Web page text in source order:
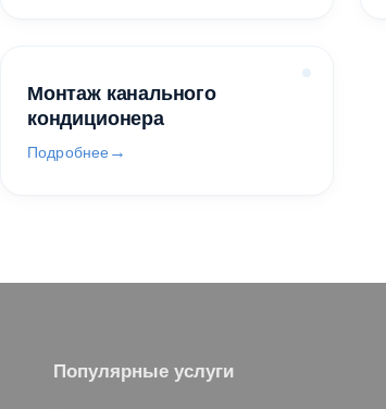
Монтаж канального
кондиционера
Подробнее
Популярные услуги